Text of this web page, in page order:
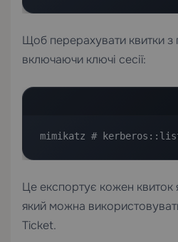
Щоб перерахувати квитки
включаючи ключі сесії:
mimikatz #
Це експортує кожен квиток
який можна
Ticket.